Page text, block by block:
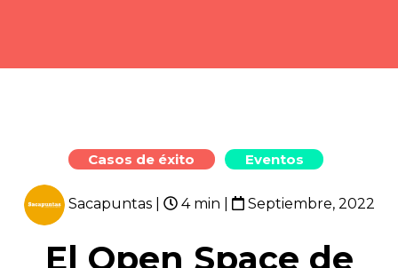
Casos de éxito Eventos
Sacapuntas| 4 min | Septiembre, 2022
El Open Space de